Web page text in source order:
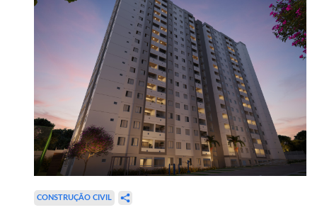
CONSTRUÇÃO CIVIL